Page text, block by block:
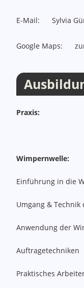
E-Mail: Sylvia
Google Maps:
Praxis:
Wimpernwelle:
Einführung in die
Umgang &
Anwendung der
Auftragetechniken
Praktisches